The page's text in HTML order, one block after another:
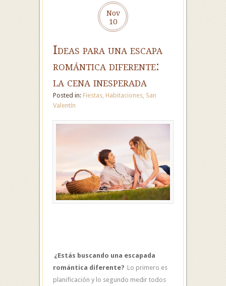
Nov
10
Ideas para una escapa
romántica diferente:
la cena inesperada
Posted in: Fiestas, Habitaciones, San
Valentín
¿Estás buscando una escapada
romántica diferente? Lo primero es
planificación y lo segundo medir todos